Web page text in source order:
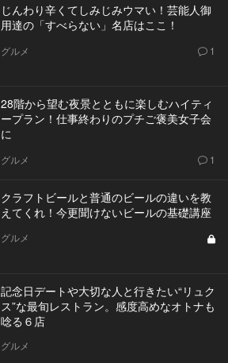
じんわり辛くてしみじみウマい！芸能人御
用達の「すべらない」名店はここ！
グルメ 1
28階から望む夜景とともに楽しむハイティ
ープラン！仕事終わりのプチご褒美女子会
に
グルメ 1
クラフトビールと普通のビールの違いを教
えてくれ！今更聞けないビールの基礎講座
グルメ
記念日デートや大切な人と行きたい“リュク
ス”な最旬レストラン。感度高めなオトナも
唸る６店
グルメ